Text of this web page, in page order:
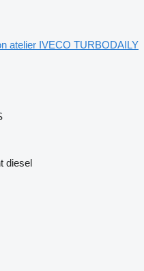
atelier IVECO TURBODAILY
diesel